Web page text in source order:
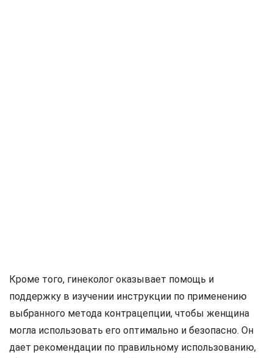
Кроме того, гинеколог оказывает помощь и
поддержку в изучении инструкции по применению
выбранного метода контрацепции, чтобы женщина
могла использовать его оптимально и безопасно. Он
дает рекомендации по правильному использованию,